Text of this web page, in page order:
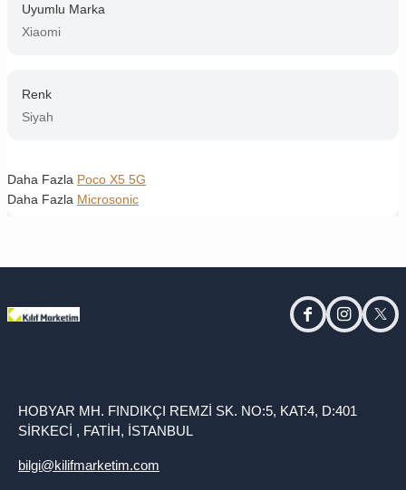
Uyumlu Marka
Xiaomi
Renk
Siyah
Daha Fazla Poco X5 5G
Daha Fazla Microsonic
facebookinstagram
HOBYAR MH. FINDIKÇI REMZİ SK. NO:5, KAT:4, D:401
SİRKECİ , FATİH, İSTANBUL
bilgi@kilifmarketim.com